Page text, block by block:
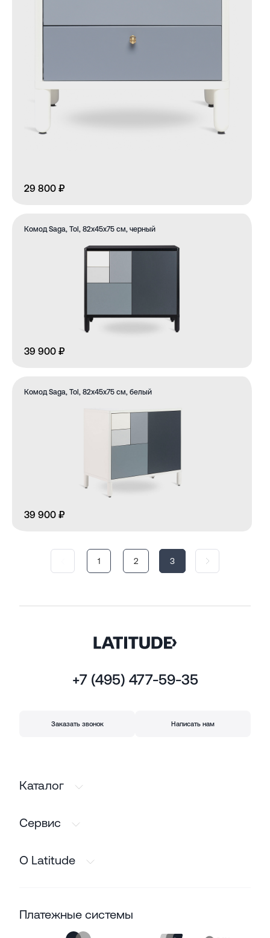
29 800 ₽
Комод Saga, Tol, 82х45х75 см, черный
39 900 ₽
Комод Saga, Tol, 82х45х75 см, белый
39 900 ₽
1 2 3
+7 (495) 477-59-35
Заказать звонок Написать нам
Каталог
Сервис
О Latitude
Платежные системы